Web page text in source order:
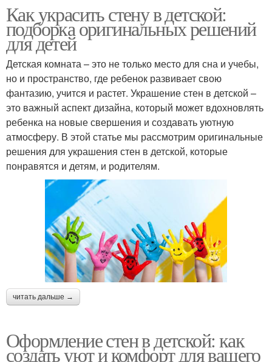
Как украсить стену в детской:
подборка оригинальных решений
для детей
Детская комната – это не только место для сна и учебы,
но и пространство, где ребенок развивает свою
фантазию, учится и растет. Украшение стен в детской –
это важный аспект дизайна, который может вдохновлять
ребенка на новые свершения и создавать уютную
атмосферу. В этой статье мы рассмотрим оригинальные
решения для украшения стен в детской, которые
понравятся и детям, и родителям.
читать дальше →
Оформление стен в детской: как
создать уют и комфорт для вашего